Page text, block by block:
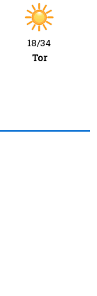
18/34
Tor